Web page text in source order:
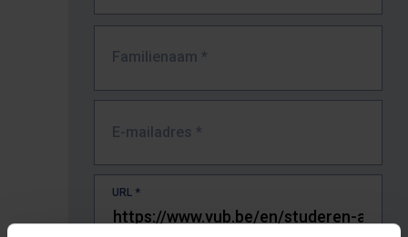
Familienaam *
E-mailadres *
URL *